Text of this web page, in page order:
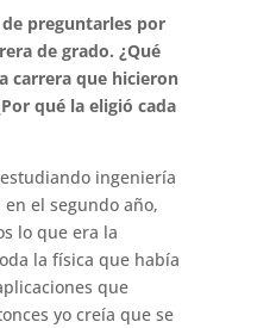
preguntarles por
de grado. ¿Qué
carrera que hicieron
qué la eligió cada
ingeniería
el segundo año,
lo que era la
la física que había
que
yo creía que se